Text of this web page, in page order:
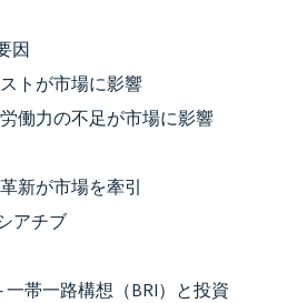
因
トが市場に影響
働力の不足が市場に影響
新が市場を牽引
アチブ
一帯一路構想（BRI）と投資